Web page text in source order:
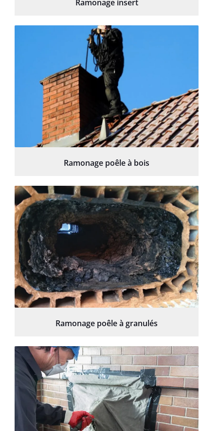
Ramonage insert
Ramonage poêle à bois
Ramonage poêle à granulés